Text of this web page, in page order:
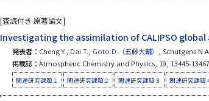
[査読付き 原著論文]
Investigating the assimilation of CALIPSO
発表者： Cheng Y., Dai T., Goto D.（五藤大輔）
, Schutgens
掲載誌： Atmospheric Chemistry and Physics, 19, 13445-
関連研究課題１ 関連研究課題２ 関連研究課題３ 関連研究課題